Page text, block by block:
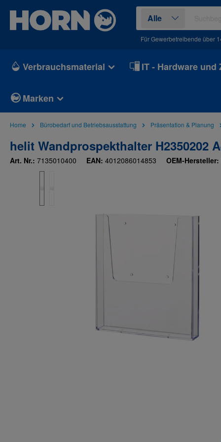
Zur Hauptnavigation springen
Alle
Für Gewerbetreibende über
Verbrauchsmaterial IT - Hardware und
Marken
Home Bürobedarf und Betriebsausstattung Präsentation & Planung
helit Wandprospekthalter H2350202
Art. Nr.: 7135010400 EAN: 4012086014853 OEM-Hersteller: